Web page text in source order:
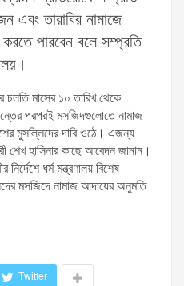
এবং তারাবির নামাজে
পারবেন বলে সম্প্রতি
চলতি মাসের ১০ তারিখ থেকে
পরপরই মসজিদগুলোতে নামাজ
মুসল্লিদের দাবি ওঠে। এজন্য
শেখ হাসিনার কাছে আবেদন জানান।
নির্দেশে ধর্ম মন্ত্রণালয় বিশেষ
মসজিদে নামাজ আদায়ের অনুমতি
Twitter